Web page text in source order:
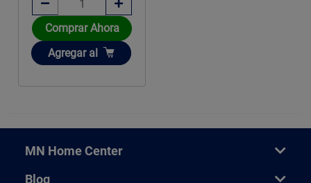
Comprar Ahora
Añadir
Agregar al
MN Home Center
Blog